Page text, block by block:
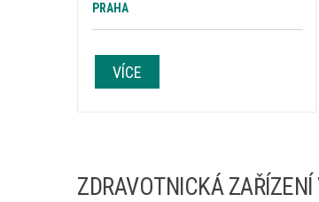
PRAHA
VÍCE
ZDRAVOTNICKÁ